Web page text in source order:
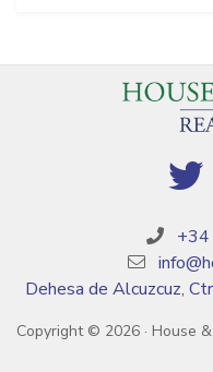
Dehesa de Alcuzcuz,
Copyright © 2026 · House